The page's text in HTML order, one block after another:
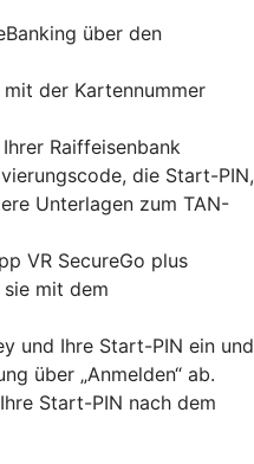
über den
der Kartennummer
Raiffeisenbank
die Start-PIN,
Unterlagen zum TAN-
VR SecureGo plus
mit dem
und Ihre Start-PIN ein und
über „Anmelden“ ab.
Start-PIN nach dem